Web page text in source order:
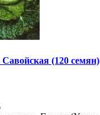
(120 семян)